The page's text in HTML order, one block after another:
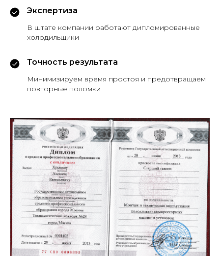
Экспертиза
В штате компании работают дипломированные
холодильщики
Точность результата
Минимизируем время простоя и предотвращаем
повторные поломки